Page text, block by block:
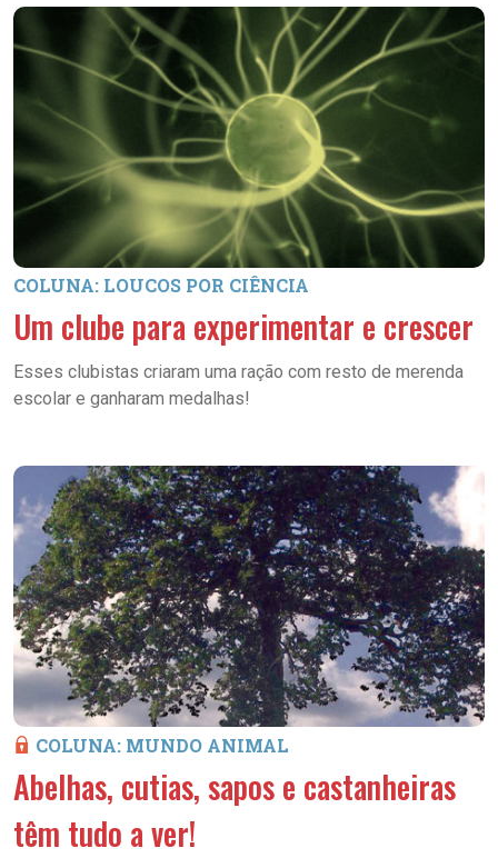
COLUNA: LOUCOS POR CIÊNCIA
Um clube para experimentar e crescer
Esses clubistas criaram uma ração com resto de merenda
escolar e ganharam medalhas!
COLUNA: MUNDO ANIMAL
Abelhas, cutias, sapos e castanheiras
têm tudo a ver!